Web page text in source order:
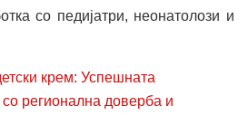
со педијатри, неонатолози и
крем: Успешната
регионална доверба и